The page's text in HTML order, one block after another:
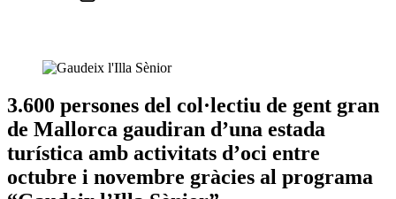
3.600 persones del col·lectiu de gent gran
de Mallorca gaudiran d’una estada
turística amb activitats d’oci entre
octubre i novembre gràcies al programa